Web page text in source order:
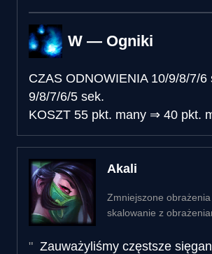
W — Ogniki
CZAS ODNOWIENIA 10/9/8/7/6
9/8/7/6/5 sek.
KOSZT 55 pkt. many ⇒ 40 pkt.
Akali
Zmniejszone
skalowanie z
Zauważyliśmy częstsze